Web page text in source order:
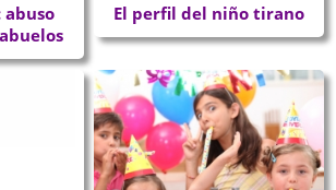
abuso
El perfil del niño tirano